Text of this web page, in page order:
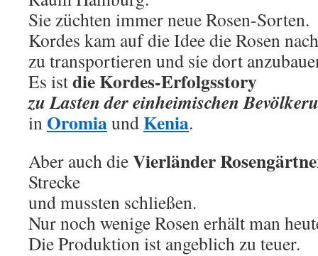
Sie züchten immer neue Rosen-Sorten.
Kordes kam auf die Idee die Rosen
zu transportieren und sie dort
Es istdie Kordes-Erfolgsstory
zu Lasten der einheimischen
in OromiaundKenia.
Aber auch dieVierländer
Strecke
und mussten schließen.
Nur noch wenige Rosen erhält man
Die Produktion ist angeblich zu teuer.